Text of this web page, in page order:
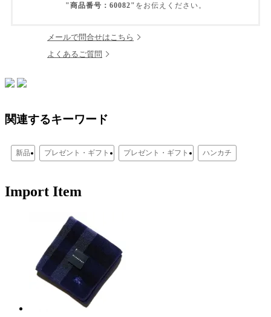
"商品番号：60082" をお伝えください。
メールで問合せはこちら
よくあるご質問
関連するキーワード
新品 プレゼント・ギフト プレゼント・ギフト ハンカチ
Import Item